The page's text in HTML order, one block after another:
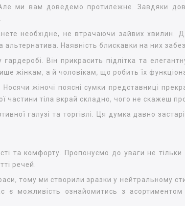
ми вам доведемо протилежне. Завдяки
необхідне, не втрачаючи зайвих хвилин.
Наявність блискавки на них
Він прикрасить підлітка та
жінкам, а й чоловікам, що робить їх
жіночі поясні сумки представниці
частини тіла вкрай складно, чого не скажеш
галузі та торгівлі. Ця думка давно
та комфорту. Пропонуємо до уваги не тільки
речей.
тому ми створили зразки у нейтральному
можливість ознайомитись з асортиментом